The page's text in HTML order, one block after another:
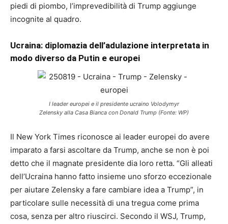
piedi di piombo, l’imprevedibilità di Trump aggiunge
incognite al quadro.
Ucraina: diplomazia dell’adulazione interpretata in
modo diverso da Putin e europei
I leader europei e il presidente ucraino Volodymyr
Zelensky alla Casa Bianca con Donald Trump (Fonte: WP)
Il New York Times riconosce ai leader europei do avere
imparato a farsi ascoltare da Trump, anche se non è poi
detto che il magnate presidente dia loro retta. “Gli alleati
dell’Ucraina hanno fatto insieme uno sforzo eccezionale
per aiutare Zelensky a fare cambiare idea a Trump”, in
particolare sulle necessità di una tregua come prima
cosa, senza per altro riuscirci. Secondo il WSJ, Trump,